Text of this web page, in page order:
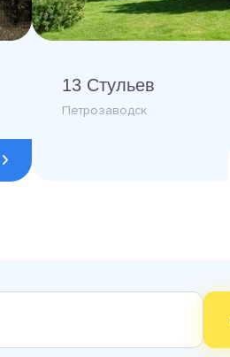
13 Стульев
Петрозаводск